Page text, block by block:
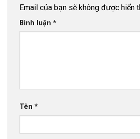
Email của bạn sẽ không được hiển
Bình luận *
Tên *